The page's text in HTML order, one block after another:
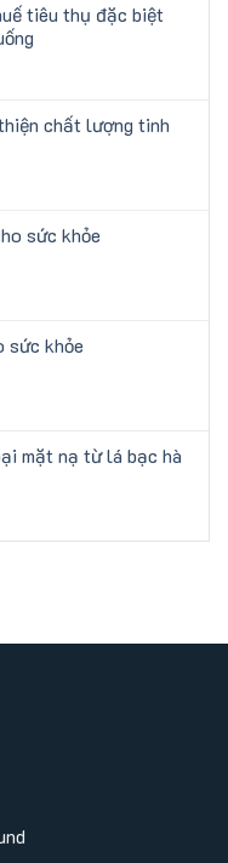
tiêu thụ đặc biệt
chất lượng tinh
sức khỏe
sức khỏe
mặt nạ từ lá bạc hà